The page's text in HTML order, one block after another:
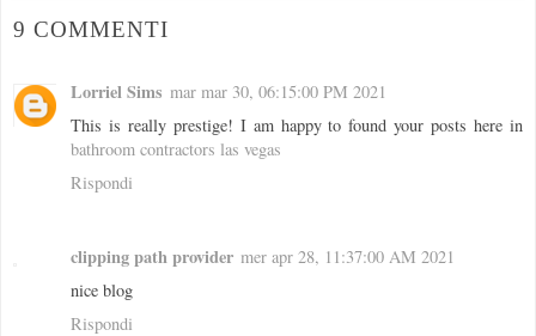
9 COMMENTI
Lorriel Sims mar mar 30, 06:15:00 PM 2021
This is really prestige! I am happy to found your posts here in
bathroom contractors las vegas
Rispondi
clipping path provider mer apr 28, 11:37:00 AM 2021
nice blog
Rispondi